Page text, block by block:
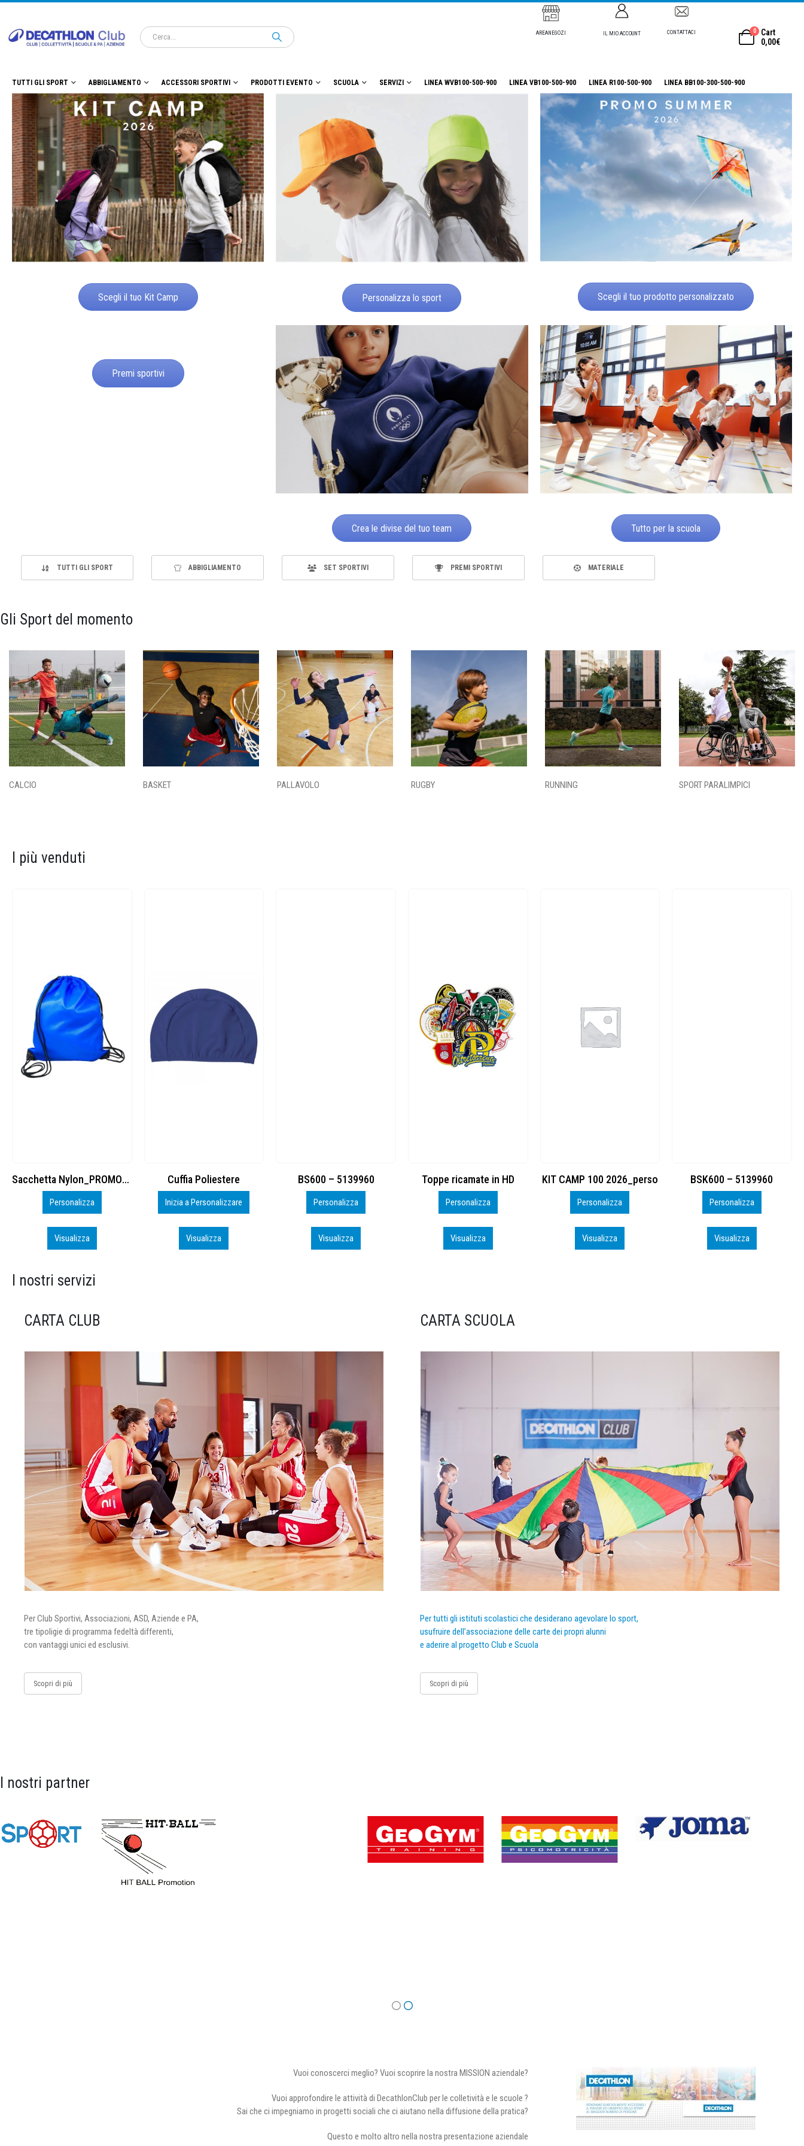
AREANEGOZI IL MIO ACCOUNT CONTATTACI 0
Cart
0,00€
TUTTI GLI SPORT ABBIGLIAMENTO ACCESSORI SPORTIVI PRODOTTI EVENTO SCUOLA SERVIZI LINEA WVB100-500-900 LINEA VB100-500-900 LINEA R100-500-900 LINEA BB100-300-500-900
Scegli il tuo Kit Camp Personalizza lo sport Scegli il tuo prodotto personalizzato
Premi sportivi
Crea le divise del tuo team Tutto per la scuola
TUTTI GLI SPORT ABBIGLIAMENTO SET SPORTIVI PREMI SPORTIVI MATERIALE
Gli Sport del momento
CALCIO BASKET PALLAVOLO RUGBY RUNNING SPORT PARALIMPICI
I più venduti
Cuffia Poliestere
Inizia a Personalizzare
Visualizza
BS600 – 5139960
Personalizza
Visualizza
Toppe ricamate in HD
Personalizza
Visualizza
KIT CAMP 100 2026_perso
Personalizza
Visualizza
BSK600 – 5139960
Personalizza
Visualizza
DTF
Personalizza
Visualizza
I nostri servizi
CARTA CLUB
Per Club Sportivi, Associazioni, ASD, Aziende e PA,
tre tipoligie di programma fedeltà differenti,
con vantaggi unici ed esclusivi.
Scopri di più
CARTA SCUOLA
Per tutti gli istituti scolastici che desiderano agevolare lo sport,
usufruire dell’associazione delle carte dei propri alunni
e aderire al progetto Club e Scuola
Scopri di più
I nostri partner
Vuoi conoscerci meglio? Vuoi scoprire la nostra MISSION aziendale?
Vuoi approfondire le attività di DecathlonClub per le colletività e le scuole ?
Sai che ci impegniamo in progetti sociali che ci aiutano nella diffusione della pratica?
Questo e molto altro nella nostra presentazione aziendale